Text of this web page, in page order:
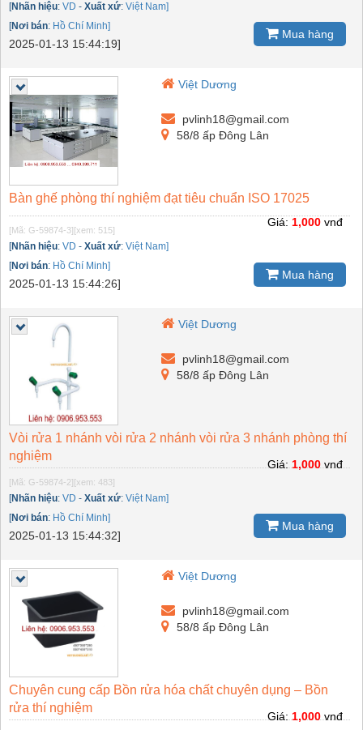
[Nhãn hiệu: VD - Xuất xứ: Việt Nam]
[Nơi bán: Hồ Chí Minh]
2025-01-13 15:44:19]
Mua hàng
Việt Dương
pvlinh18@gmail.com
58/8 ấp Đông Lân
Bàn ghế phòng thí nghiệm đạt tiêu chuẩn ISO 17025
[Mã: G-59874-3] [xem: 515]
[Nhãn hiệu: VD - Xuất xứ: Việt Nam]
[Nơi bán: Hồ Chí Minh]
2025-01-13 15:44:26]
Giá: 1,000 vnđ
Mua hàng
Việt Dương
pvlinh18@gmail.com
58/8 ấp Đông Lân
Vòi rửa 1 nhánh vòi rửa 2 nhánh vòi rửa 3 nhánh phòng thí
nghiệm
[Mã: G-59874-2] [xem: 483]
[Nhãn hiệu: VD - Xuất xứ: Việt Nam]
[Nơi bán: Hồ Chí Minh]
2025-01-13 15:44:32]
Giá:1,000vnđ
Mua hàng
Việt Dương
pvlinh18@gmail.com
58/8 ấp Đông Lân
Chuyên cung cấp Bồn rửa hóa chất chuyên dụng – Bồn
rửa thí nghiệm
Giá:1,000vnđ